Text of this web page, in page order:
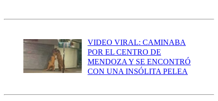
VIDEO VIRAL: CAMINABA
POR EL CENTRO DE
MENDOZA Y SE ENCONTRÓ
CON UNA INSÓLITA PELEA